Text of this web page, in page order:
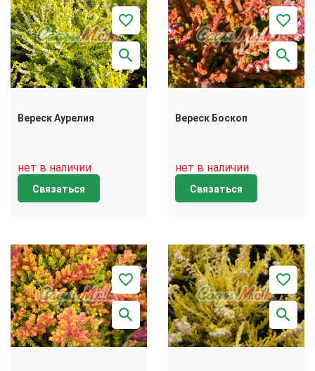
Вереск Аурелия
нет в наличии
Связаться
Вереск Боскоп
нет в наличии
Связаться